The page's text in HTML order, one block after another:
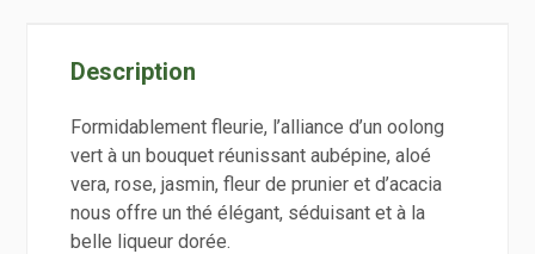
Description
Formidablement fleurie, l’alliance d’un oolong
vert à un bouquet réunissant aubépine, aloé
vera, rose, jasmin, fleur de prunier et d’acacia
nous offre un thé élégant, séduisant et à la
belle liqueur dorée.